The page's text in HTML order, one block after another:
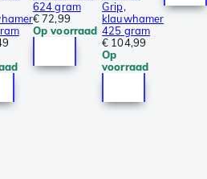
624 gram
€ 72,99
Op voorraad
Grip,
klauwhamer
425 gram
€ 104,99
Op
voorraad